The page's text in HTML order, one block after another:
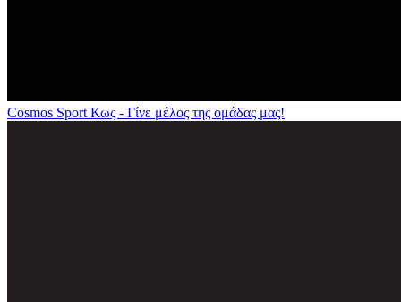
Cosmos Sport Κως - Γίνε μέλος της ομάδας μας!